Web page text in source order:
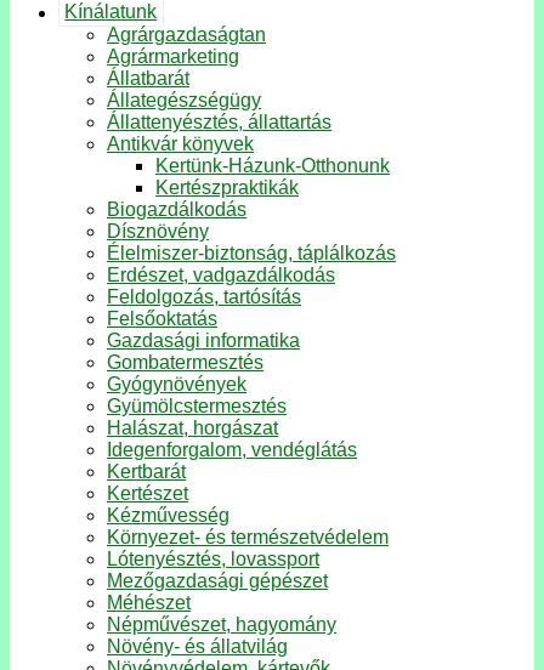
Kínálatunk
Agrárgazdaságtan
Agrármarketing
Állatbarát
Állategészségügy
Állattenyésztés, állattartás
Antikvár könyvek
Kertünk-Házunk-Otthonunk
Kertészpraktikák
Biogazdálkodás
Dísznövény
Élelmiszer-biztonság, táplálkozás
Erdészet, vadgazdálkodás
Feldolgozás, tartósítás
Felsőoktatás
Gazdasági informatika
Gombatermesztés
Gyógynövények
Gyümölcstermesztés
Halászat, horgászat
Idegenforgalom, vendéglátás
Kertbarát
Kertészet
Kézművesség
Környezet- és természetvédelem
Lótenyésztés, lovassport
Mezőgazdasági gépészet
Méhészet
Népművészet, hagyomány
Növény- és állatvilág